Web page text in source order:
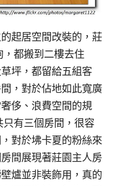
起居空間改裝的，莊
，都搬到二樓去住
坪，都留給五組客
，對於佔地如此寬廣
侈、浪費空間的規
有三個房間，很容
對於坲卡夏的粉絲來
間展現著莊園主人房
爐並非裝飾用，真的